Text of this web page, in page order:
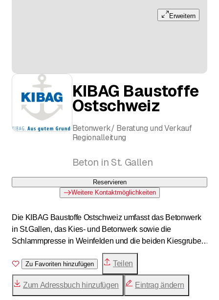
Erweitern
KIBAG Baustoffe
Ostschweiz
Betonwerk/ Beratung und Verkauf
Regionalleitung
Beton in St. Gallen
Reservieren
Weitere Kontaktmöglichkeiten
Die KIBAG Baustoffe Ostschweiz umfasst das Betonwerk
in St.Gallen, das Kies- und Betonwerk sowie die
Schlammpresse in Weinfelden und die beiden Kiesgruben
bzw. Ablagerungsstellen für unverschmutztes
Aushubmaterial in Ronwil und Hohentannen.
Zu Favoriten hinzufügen Teilen
Zum Adressbuch hinzufügen Eintrag ändern